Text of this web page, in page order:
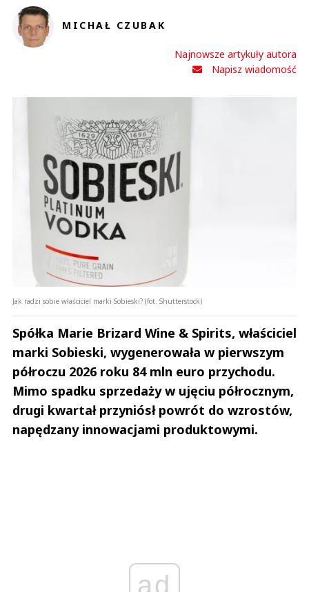
MICHAŁ CZUBAK
Najnowsze artykuły autora
Napisz wiadomość
Jak radzi sobie właściciel marki Sobieski? (fot. Shutterstock)
Spółka Marie Brizard Wine & Spirits, właściciel
marki Sobieski, wygenerowała w pierwszym
półroczu 2026 roku 84 mln euro przychodu.
Mimo spadku sprzedaży w ujęciu półrocznym,
drugi kwartał przyniósł powrót do wzrostów,
napędzany innowacjami produktowymi.
ad